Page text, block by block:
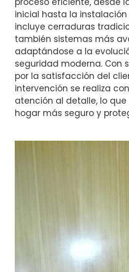
inicial hasta la instalación
incluye cerraduras
también sistemas más
adaptándose a la
seguridad moderna. Con
por la satisfacción del
intervención se realiza
atención al detalle, lo
hogar más seguro y